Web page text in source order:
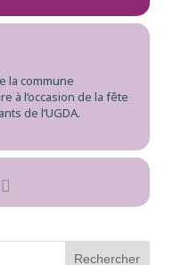
la commune
à l’occasion de la fête
de l’UGDA.